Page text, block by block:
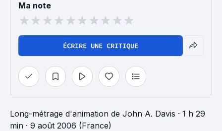
Ma note
ÉCRIRE UNE CRITIQUE
Long-métrage d'animation de John A. Davis · 1 h 29
min · 9 août 2006 (France)